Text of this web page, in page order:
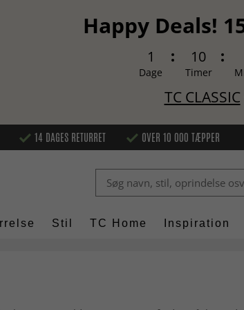
Happy Deals!
1
Dage
10
Timer
TC CLASSIC
14 DAGES RETURRET OVER 10 000 TÆPPER
Stil TC Home Inspiration